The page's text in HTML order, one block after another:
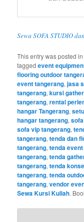
Sewa SOFA STUDIO
This entry was posted
taggedevent
flooring outdoor
event tangerang,jasa
tangerang,kursi
tangerang,rental
hangar Tangerang,
hangar tangerang,
sofa vip tangerang,
tangerang,tenda dan
tangerang,tenda
tangerang,tenda
tangerang,tenda
tangerang,tenda
tangerang,vendor
Sewa Kursi Kuliah.